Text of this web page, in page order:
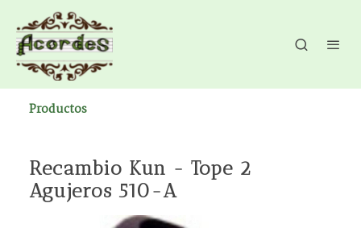
Productos
Recambio Kun - Tope 2
Agujeros 510-A